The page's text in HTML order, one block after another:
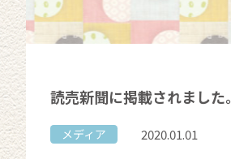
読売新聞に掲載されました。
メディア 2020.01.01